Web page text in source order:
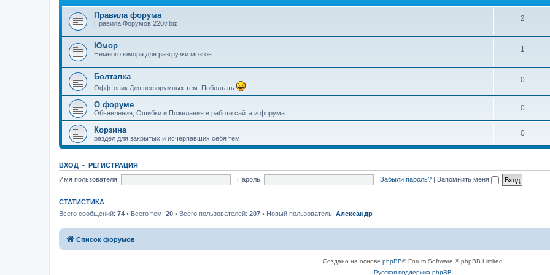
ы
Правила форума
Правила Форумов 220v.biz
2Т
м
ы
Юмор
Немного юмора для разгрузки мозгов
1
м
ы
Болталка
Оффтопик Для нефорумных тем. Поболтать
0Т
е
м
О форуме
Обьявления, Ошибки и Пожелания в работе сайта и форума
0Т
е
Корзина
раздел для закрытых и исчерпавших себя тем
0Т
е
ВХОД • РЕГИСТРАЦИЯ
Имя пользователя:
Пароль: Забыли пароль? | Запомнить меня
СТАТИСТИКА
Всего сообщений: 74 • Всего тем: 20 • Всего пользователей: 207 • Новый пользователь: Александр
Список форумов
Создано на основе phpBB® Forum Software © phpBB Limited
Русская поддержка phpBB